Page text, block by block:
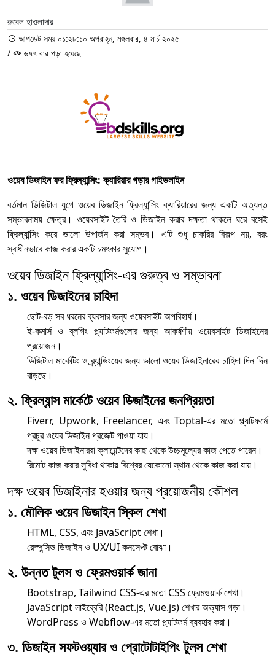
রুবেল হাওলাদার
আপডেট সময় ০১:২৮:১০ অপরাহ্ন, মঙ্গলবার, ৪ মার্চ ২০২৫
/
৬৭৭ বার পড়া হয়েছে
ওয়েব ডিজাইন ফর ফ্রিল্যান্সিং: ক্যারিয়ার গড়ার গাইডলাইন
বর্তমান ডিজিটাল যুগে ওয়েব ডিজাইন ফ্রিল্যান্সিং ক্যারিয়ারের জন্য একটি অত্যন্ত
সম্ভাবনাময় ক্ষেত্র। ওয়েবসাইট তৈরি ও ডিজাইন করার দক্ষতা থাকলে ঘরে বসেই
ফ্রিল্যান্সিং করে ভালো উপার্জন করা সম্ভব। এটি শুধু চাকরির বিকল্প নয়, বরং
স্বাধীনভাবে কাজ করার একটি চমৎকার সুযোগ।
ওয়েব ডিজাইন ফ্রিল্যান্সিং-এর গুরুত্ব ও সম্ভাবনা
১. ওয়েব ডিজাইনের চাহিদা
ছোট-বড় সব ধরনের ব্যবসার জন্য ওয়েবসাইট অপরিহার্য।
ই-কমার্স ও ব্লগিং প্ল্যাটফর্মগুলোর জন্য আকর্ষণীয় ওয়েবসাইট ডিজাইনের
প্রয়োজন।
ডিজিটাল মার্কেটিং ও ব্র্যান্ডিংয়ের জন্য ভালো ওয়েব ডিজাইনারের চাহিদা দিন দিন
বাড়ছে।
২. ফ্রিল্যান্স মার্কেটে ওয়েব ডিজাইনের জনপ্রিয়তা
Fiverr, Upwork, Freelancer, এবং Toptal-এর মতো প্ল্যাটফর্মে
প্রচুর ওয়েব ডিজাইন প্রজেক্ট পাওয়া যায়।
দক্ষ ওয়েব ডিজাইনাররা ক্লায়েন্টদের কাছ থেকে উচ্চমূল্যের কাজ পেতে পারেন।
রিমোট কাজ করার সুবিধা থাকায় বিশ্বের যেকোনো স্থান থেকে কাজ করা যায়।
দক্ষ ওয়েব ডিজাইনার হওয়ার জন্য প্রয়োজনীয় কৌশল
১. মৌলিক ওয়েব ডিজাইন স্কিল শেখা
HTML, CSS, এবং JavaScript শেখা।
রেস্পন্সিভ ডিজাইন ও UX/UI কনসেপ্ট বোঝা।
২. উন্নত টুলস ও ফ্রেমওয়ার্ক জানা
Bootstrap, Tailwind CSS-এর মতো CSS ফ্রেমওয়ার্ক শেখা।
JavaScript লাইব্রেরি (React.js, Vue.js) শেখার অভ্যাস গড়া।
WordPress ও Webflow-এর মতো প্ল্যাটফর্ম ব্যবহার করা।
৩. ডিজাইন সফটওয়্যার ও প্রোটোটাইপিং টুলস শেখা